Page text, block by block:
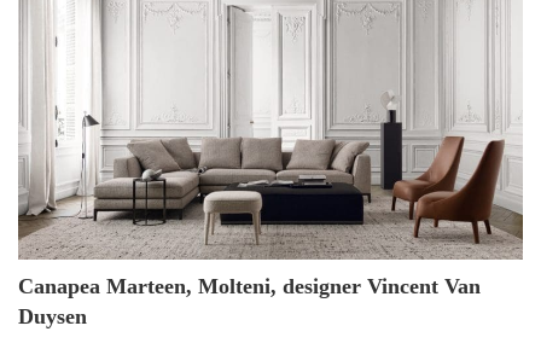
Canapea Marteen, Molteni, designer Vincent Van
Duysen